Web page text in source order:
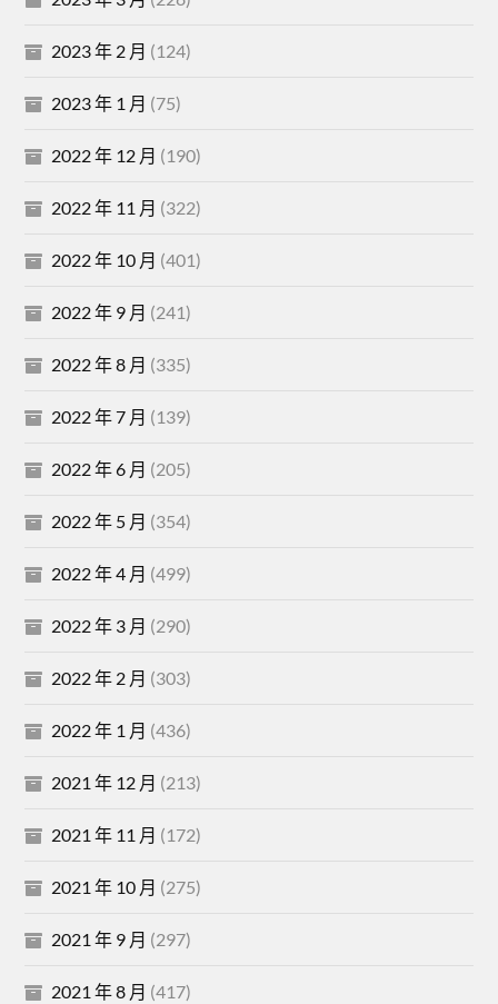
2023 年 2 月 (124)
2023 年 1 月 (75)
2022 年 12 月 (190)
2022 年 11 月 (322)
2022 年 10 月 (401)
2022 年 9 月 (241)
2022 年 8 月 (335)
2022 年 7 月 (139)
2022 年 6 月 (205)
2022 年 5 月 (354)
2022 年 4 月 (499)
2022 年 3 月 (290)
2022 年 2 月 (303)
2022 年 1 月 (436)
2021 年 12 月 (213)
2021 年 11 月 (172)
2021 年 10 月 (275)
2021 年 9 月 (297)
2021 年 8 月 (417)